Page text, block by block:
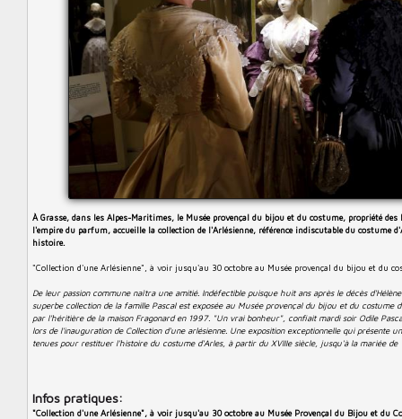
À Grasse, dans les Alpes-Maritimes, le Musée provençal du bijou et du costume, propriété des
l'empire du parfum, accueille la collection de l'Arlésienne, référence indiscutable du costume
histoire.
"Collection d'une Arlésienne", à voir jusqu'au 30 octobre au Musée provençal du bijou et du
De leur passion commune naîtra une amitié. Indéfectible puisque huit ans après le décès
superbe collection de la famille Pascal est exposée au Musée provençal du bijou et du costume
par l'héritière de la maison Fragonard en 1997. "Un vrai bonheur", confiait mardi soir Odile
lors de l'inauguration de Collection d'une arlésienne. Une exposition exceptionnelle qui présente
tenues pour restituer l'histoire du costume d'Arles, à partir du XVIIIe siècle, jusqu'à la mariée de
Infos pratiques:
"Collection d'une Arlésienne", à voir jusqu'au 30 octobre au Musée Provençal du Bijou et du